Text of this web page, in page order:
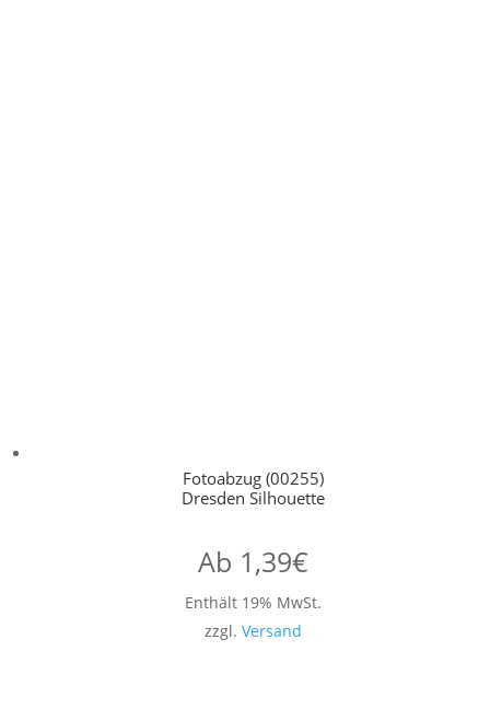
Fotoabzug (00255)
Dresden Silhouette
Ab 1,39€
Enthält 19% MwSt.
zzgl. Versand